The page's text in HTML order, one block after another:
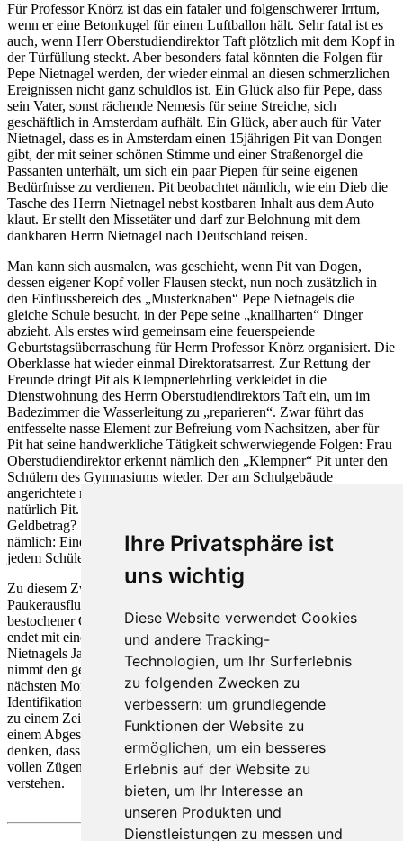
Ihre Privatsphäre ist
uns wichtig
Diese Website verwendet Cookies
und andere Tracking-
Technologien, um Ihr Surferlebnis
zu folgenden Zwecken zu
verbessern: um grundlegende
Funktionen der Website zu
ermöglichen, um ein besseres
Erlebnis auf der Website zu
bieten, um Ihr Interesse an
unseren Produkten und
Dienstleistungen zu messen und
Für Professor Knörz ist das ein fataler und folgenschwerer Irrtum,
wenn er eine Betonkugel für einen Luftballon hält. Sehr fatal ist es
auch, wenn Herr Oberstudiendirektor Taft plötzlich mit dem Kopf in
der Türfüllung steckt. Aber besonders fatal könnten die Folgen für
Pepe Nietnagel werden, der wieder einmal an diesen schmerzlichen
Ereignissen nicht ganz schuldlos ist. Ein Glück also für Pepe, dass
sein Vater, sonst rächende Nemesis für seine Streiche, sich
geschäftlich in Amsterdam aufhält. Ein Glück, aber auch für Vater
Nietnagel, dass es in Amsterdam einen 15jährigen Pit van Dongen
gibt, der mit seiner schönen Stimme und einer Straßenorgel die
Passanten unterhält, um sich ein paar Piepen für seine eigenen
Bedürfnisse zu verdienen. Pit beobachtet nämlich, wie ein Dieb die
Tasche des Herrn Nietnagel nebst kostbaren Inhalt aus dem Auto
klaut. Er stellt den Missetäter und darf zur Belohnung mit dem
dankbaren Herrn Nietnagel nach Deutschland reisen.
Man kann sich ausmalen, was geschieht, wenn Pit van Dogen,
dessen eigener Kopf voller Flausen steckt, nun noch zusätzlich in
den Einflussbereich des „Musterknaben“ Pepe Nietnagels die
gleiche Schule besucht, in der Pepe seine „knallharten“ Dinger
abzieht. Als erstes wird gemeinsam eine feuerspeiende
Geburtstagsüberraschung für Herrn Professor Knörz organisiert. Die
Oberklasse hat wieder einmal Direktoratsarrest. Zur Rettung der
Freunde dringt Pit als Klempnerlehrling verkleidet in die
Dienstwohnung des Herrn Oberstudiendirektors Taft ein, um im
Badezimmer die Wasserleitung zu „reparieren“. Zwar führt das
entfesselte nasse Element zur Befreiung vom Nachsitzen, aber für
Pit hat seine handwerkliche Tätigkeit schwerwiegende Folgen: Frau
Oberstudiendirektor erkennt nämlich den „Klempner“ Pit unter den
Schülern des Gymnasiums wieder. Der am Schulgebäude
angerichtete materielle Schaden ist beträchtlich. Ersetzen muss ihn
natürlich Pit. Aber wie kommt man zu dem notwendigen
Geldbetrag? Schon haben Pepe und Pit eine Strategie ausgearbeitet,
nämlich: Einen Tag muss die Schule ausfallen, dafür wird man von
jedem Schüler eine Mark „Befreiungsgebühr“ kassieren.
Zu diesem Zweck wird die Pädagogenschar anlässlich eines
Paukerausflugs im nächtlichen Schwarzwald ausgesetzt – ein
bestochener Omnibusfahrer leistet dabei Hilfsdienste. Die Exkursion
endet mit einem von Pepe selbst angestifteten Einbruch in Vater
Nietnagels Jagdhütte. Die Polizei, sogleich heimtückisch alarmiert,
nimmt den gesamten Lehrkörper in sicheren Gewahrsam, um ihn am
nächsten Morgen dem armen Oberstudiendirektor Taft zur
Identifikation gegenüber zu stellen. Dies geschieht peinlicherweise
zu einem Zeitpunkt, wo das Mommsen-Gymnasium gerade von
einem Abgesandten der UNESCO besichtigt wird. Es lässt sich
denken, dass Pepe und seine Freunde eine solch absurde Situation in
vollen Zügen auszukosten und ihren Diensten nutzbar zu machen
verstehen.